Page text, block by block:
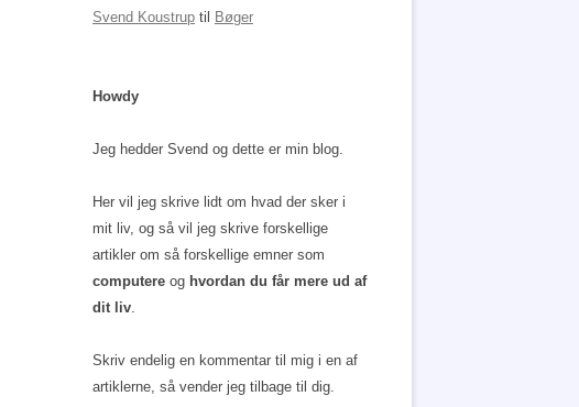
Svend Koustrup til Bøger
Howdy
Jeg hedder Svend og dette er min blog.
Her vil jeg skrive lidt om hvad der sker i
mit liv, og så vil jeg skrive forskellige
artikler om så forskellige emner som
computere og hvordan du får mere ud af
dit liv
Skriv endelig en kommentar til mig i en af
artiklerne, så vender jeg tilbage til dig.